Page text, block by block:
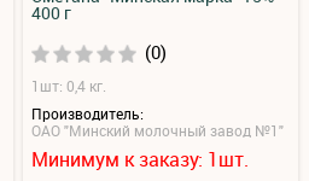
400 г
(0)
1шт: 0,4 кг.
Производитель:
ОАО "Минский молочный завод №1"
Минимум к заказу: 1шт.